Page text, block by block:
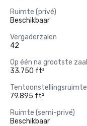
Ruimte (privé)
Beschikbaar
Vergaderzalen
42
Op één na grootste zaal
33.750 ft²
Tentoonstellingsruimte
79.895 ft²
Ruimte (semi-privé)
Beschikbaar